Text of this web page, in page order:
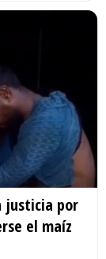
justicia por
el maíz